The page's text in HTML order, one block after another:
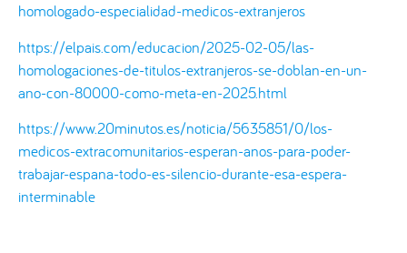
homologado-especialidad-medicos-extranjeros
https://elpais.com/educacion/2025-02-05/las-
homologaciones-de-titulos-extranjeros-se-doblan-en-un-
ano-con-80000-como-meta-en-2025.html
https://www.20minutos.es/noticia/5635851/0/los-
medicos-extracomunitarios-esperan-anos-para-poder-
trabajar-espana-todo-es-silencio-durante-esa-espera-
interminable